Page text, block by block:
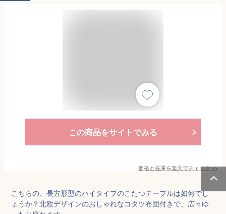
この商品をサイトでみる
価格と在庫を楽天でチェック>>
こちらの、長方形型のハイタイプのこたつテープルは如何でし
ょうか？北欧デザインのおしゃれなコタツ布団付きで、広々ゆ